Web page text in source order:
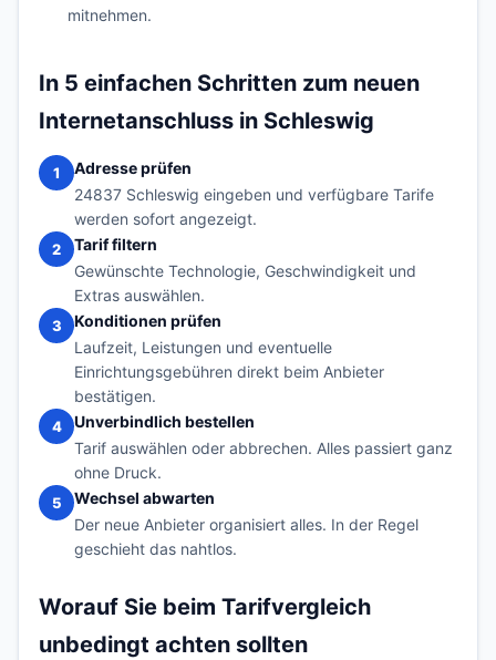
mitnehmen.
In 5 einfachen Schritten zum neuen
Internetanschluss in Schleswig
1
Adresse prüfen
24837 Schleswig eingeben und verfügbare Tarife
werden sofort angezeigt.
2
Tarif filtern
Gewünschte Technologie, Geschwindigkeit und
Extras auswählen.
3
Konditionen prüfen
Laufzeit, Leistungen und eventuelle
Einrichtungsgebühren direkt beim Anbieter
bestätigen.
4
Unverbindlich bestellen
Tarif auswählen oder abbrechen. Alles passiert ganz
ohne Druck.
5
Wechsel abwarten
Der neue Anbieter organisiert alles. In der Regel
geschieht das nahtlos.
Worauf Sie beim Tarifvergleich
unbedingt achten sollten